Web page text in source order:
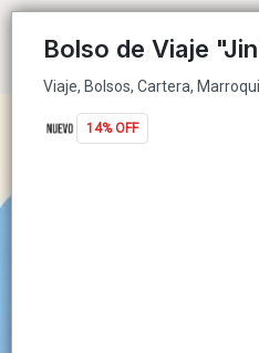
Viaje, Bolsos, Cartera,
Bolso de Viaje
Viaje, Bolsos, Cartera,
14% OFF